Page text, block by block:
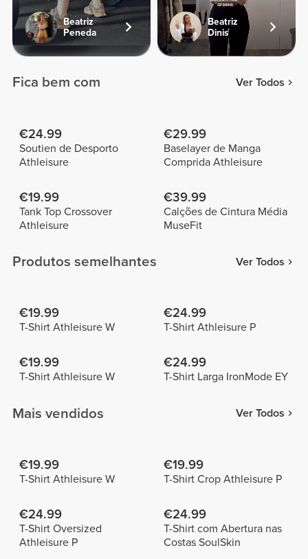
Beatriz
Peneda
Beatriz
Dinis
Fica bem com Ver Todos
€24.99
Soutien de Desporto
Athleisure
€29.99
Baselayer de Manga
Comprida Athleisure
€19.99
Tank Top Crossover
Athleisure
€39.99
Calções de Cintura Média
MuseFit
Produtos semelhantes Ver Todos
€19.99
T-Shirt Athleisure W
€24.99
T-Shirt Athleisure P
€19.99
T-Shirt Athleisure W
€24.99
T-Shirt Larga IronMode EY
Mais vendidos Ver Todos
€19.99
T-Shirt Athleisure W
€19.99
T-Shirt Crop Athleisure P
€24.99
T-Shirt Oversized
Athleisure P
€24.99
T-Shirt com Abertura nas
Costas SoulSkin